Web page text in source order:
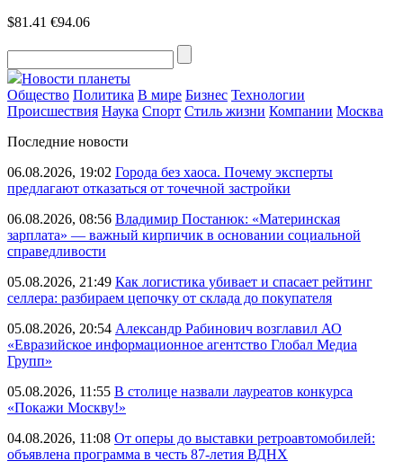
$81.41 €94.06
Новости планеты
Общество Политика В мире Бизнес Технологии
Происшествия Наука Спорт Стиль жизни Компании Москва
Последние новости
06.08.2026, 19:02 Города без хаоса. Почему эксперты
предлагают отказаться от точечной застройки
06.08.2026, 08:56 Владимир Постанюк: «Материнская
зарплата» — важный кирпичик в основании социальной
справедливости
05.08.2026, 21:49 Как логистика убивает и спасает рейтинг
селлера: разбираем цепочку от склада до покупателя
05.08.2026, 20:54 Александр Рабинович возглавил АО
«Евразийское информационное агентство Глобал Медиа
Групп»
05.08.2026, 11:55 В столице назвали лауреатов конкурса
«Покажи Москву!»
04.08.2026, 11:08 От оперы до выставки ретроавтомобилей:
объявлена программа в честь 87-летия ВДНХ